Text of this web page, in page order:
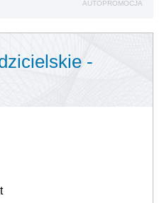
AUTOPROMOCJA
-